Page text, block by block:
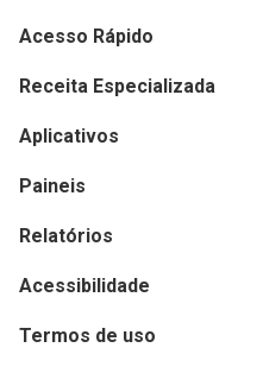
Acesso Rápido
Receita Especializada
Aplicativos
Paineis
Relatórios
Acessibilidade
Termos de uso